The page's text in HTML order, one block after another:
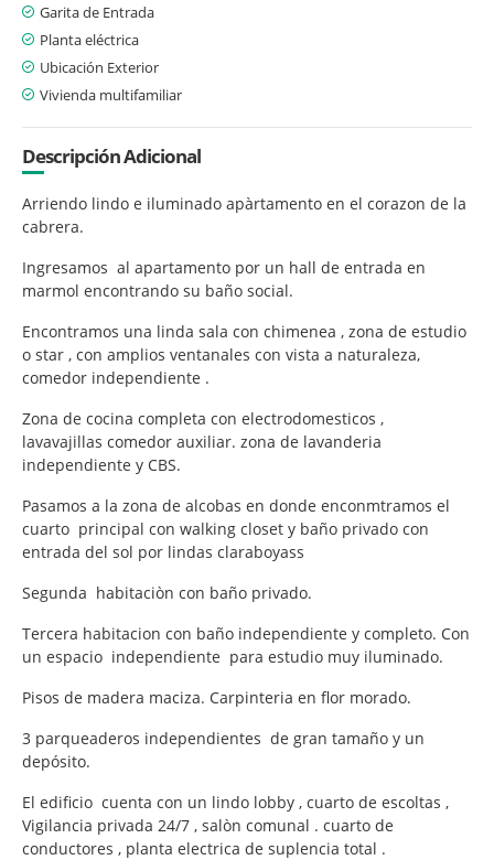
Garita de Entrada
Planta eléctrica
Ubicación Exterior
Vivienda multifamiliar
Descripción Adicional
Arriendo lindo e iluminado apàrtamento en el corazon de la
cabrera.
Ingresamos al apartamento por un hall de entrada en
marmol encontrando su baño social.
Encontramos una linda sala con chimenea , zona de estudio
o star , con amplios ventanales con vista a naturaleza,
comedor independiente .
Zona de cocina completa con electrodomesticos ,
lavavajillas comedor auxiliar. zona de lavanderia
independiente y CBS.
Pasamos a la zona de alcobas en donde enconmtramos el
cuarto principal con walking closet y baño privado con
entrada del sol por lindas claraboyass
Segunda habitaciòn con baño privado.
Tercera habitacion con baño independiente y completo. Con
un espacio independiente para estudio muy iluminado.
Pisos de madera maciza. Carpinteria en flor morado.
3 parqueaderos independientes de gran tamaño y un
depósito.
El edificio cuenta con un lindo lobby , cuarto de escoltas ,
Vigilancia privada 24/7 , salòn comunal . cuarto de
conductores , planta electrica de suplencia total .